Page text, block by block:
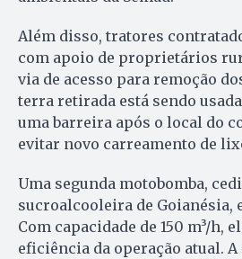
Além disso, tratores
com apoio de proprietários
via de acesso para remoção
terra retirada está sendo
uma barreira após o local do
evitar novo carreamento de
Uma segunda motobomba,
sucroalcooleira de Goianésia,
Com capacidade de 150 m³/h,
eficiência da operação atual.